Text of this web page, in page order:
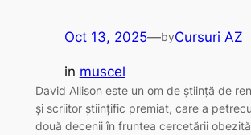
Oct 13, 2025—byCursuri AZ
in muscel
David Allison este un om de știință de
și scriitor științific premiat, care a
două decenii în fruntea cercetării